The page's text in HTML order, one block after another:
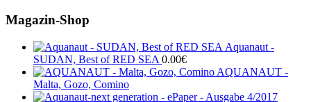
Magazin-Shop
Aquanaut -
SUDAN, Best of RED SEA 0.00€
AQUANAUT -
Malta, Gozo, Comino